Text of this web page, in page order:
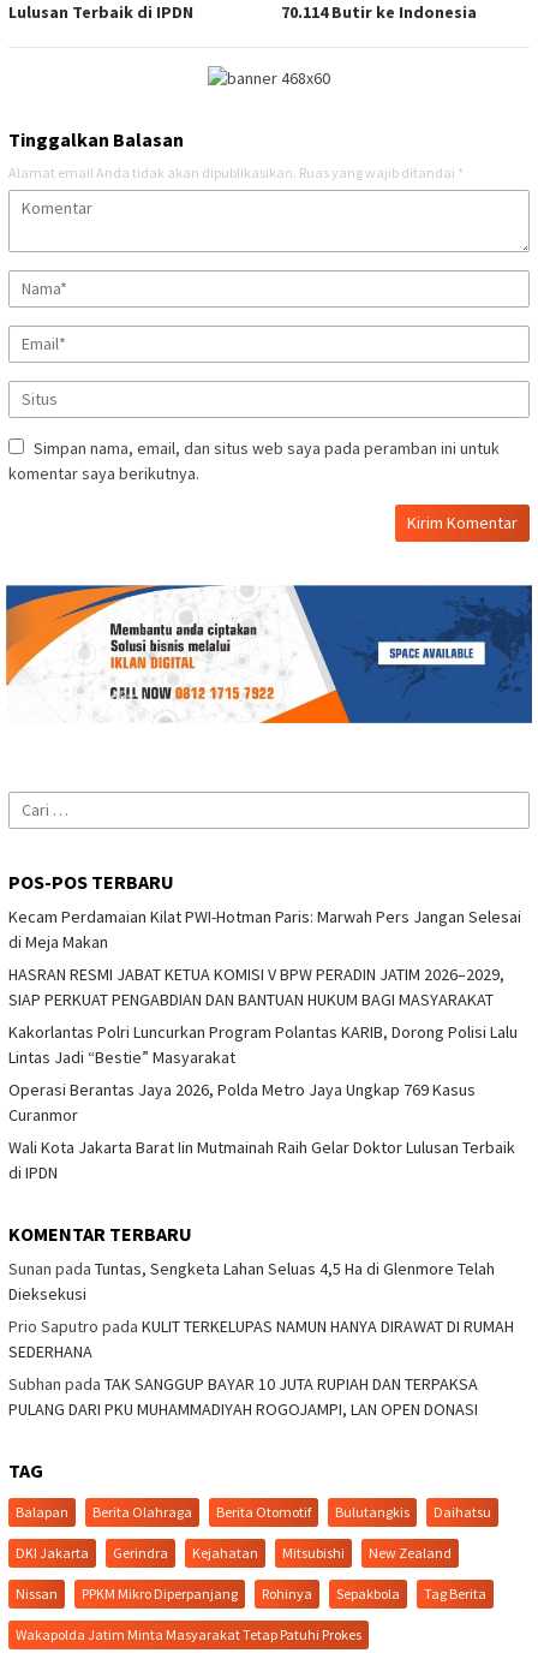
Lulusan Terbaik di IPDN
70.114 Butir ke Indonesia
Tinggalkan Balasan
Alamat email Anda tidak akan dipublikasikan. Ruas yang wajib ditandai *
Simpan nama, email, dan situs web saya pada peramban ini untuk
komentar saya berikutnya.
Cari
untuk:
POS-POS TERBARU
Kecam Perdamaian Kilat PWI-Hotman Paris: Marwah Pers Jangan Selesai
di Meja Makan
HASRAN RESMI JABAT KETUA KOMISI V BPW PERADIN JATIM 2026–2029,
SIAP PERKUAT PENGABDIAN DAN BANTUAN HUKUM BAGI MASYARAKAT
Kakorlantas Polri Luncurkan Program Polantas KARIB, Dorong Polisi Lalu
Lintas Jadi “Bestie” Masyarakat
Operasi Berantas Jaya 2026, Polda Metro Jaya Ungkap 769 Kasus
Curanmor
Wali Kota Jakarta Barat Iin Mutmainah Raih Gelar Doktor Lulusan Terbaik
di IPDN
KOMENTAR TERBARU
Sunan pada Tuntas, Sengketa Lahan Seluas 4,5 Ha di Glenmore Telah
Dieksekusi
Prio Saputro pada KULIT TERKELUPAS NAMUN HANYA DIRAWAT DI RUMAH
SEDERHANA
Subhan pada TAK SANGGUP BAYAR 10 JUTA RUPIAH DAN TERPAKSA
PULANG DARI PKU MUHAMMADIYAH ROGOJAMPI, LAN OPEN DONASI
TAG
Balapan Berita Olahraga Berita Otomotif Bulutangkis Daihatsu
DKI Jakarta Gerindra Kejahatan Mitsubishi New Zealand
Nissan PPKM Mikro Diperpanjang Rohinya Sepakbola Tag Berita
Wakapolda Jatim Minta Masyarakat Tetap Patuhi Prokes